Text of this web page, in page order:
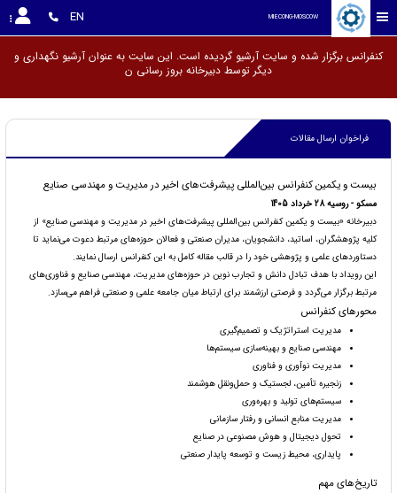
MIECONG-MOSCOW
EN
کنفرانس برگزار شده و سایت آرشیو گردیده است. این سایت به عنوان آرشیو نگهداری و
دیگر توسط دبیرخانه بروز رس
فراخوان ارسال مقالات
بیست و یکمین کنفرانس بین‌المللی پیشرفت‌های اخیر در مدیریت و مهندسی صنایع
مسکو - روسیه 28 خرداد 1405
دبیرخانه «بیست و یکمین کنفرانس بین‌المللی پیشرفت‌های اخیر در مدیریت و مهندسی صنایع» از
کلیه پژوهشگران، اساتید، دانشجویان، مدیران صنعتی و فعالان حوزه‌های مرتبط دعوت می‌نماید تا
دستاوردهای علمی و پژوهشی خود را در قالب مقاله کامل به این کنفرانس ارسال نمایند.
این رویداد با هدف تبادل دانش و تجارب نوین در حوزه‌های مدیریت، مهندسی صنایع و فناوری‌های
مرتبط برگزار می‌گردد و فرصتی ارزشمند برای ارتباط میان جامعه علمی و صنعتی فراهم می‌سازد.
محورهای کنفرانس
مدیریت استراتژیک و تصمیم‌گیری
مهندسی صنایع و بهینه‌سازی سیستم‌ها
مدیریت نوآوری و فناوری
زنجیره تأمین، لجستیک و حمل‌ونقل هوشمند
سیستم‌های تولید و بهره‌وری
مدیریت منابع انسانی و رفتار سازمانی
تحول دیجیتال و هوش مصنوعی در صنایع
پایداری، محیط زیست و توسعه پایدار صنعتی
تاریخ‌های مهم